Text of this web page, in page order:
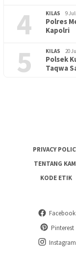
4 KILAS 9
Polres
Kapolri
5 KILAS 20
Polsek
Taqwa
PENDIDIKAN 18 Juni 2026
Lepas Puluhan
PRIVACY
TENTANG
KODE ETIK
Facebook
Pinterest
Instagram